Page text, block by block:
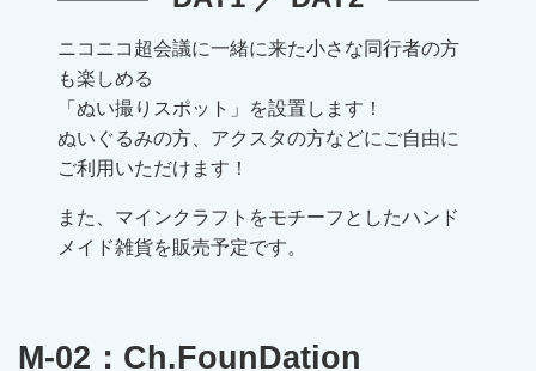
ニコニコ超会議に一緒に来た小さな同行者の方
も楽しめる
「ぬい撮りスポット」を設置します！
ぬいぐるみの方、アクスタの方などにご自由に
ご利用いただけます！
また、マインクラフトをモチーフとしたハンド
メイド雑貨を販売予定です。
M-02：Ch.FounDation